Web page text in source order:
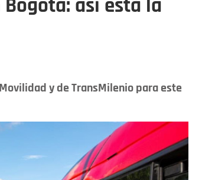
así está la
y de TransMilenio para este